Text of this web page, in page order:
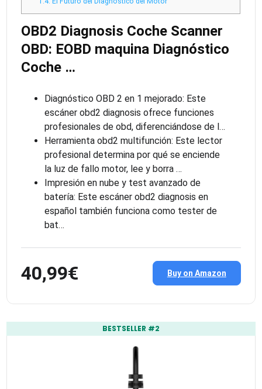
OBD2 Diagnosis Coche Scanner
OBD: EOBD maquina Diagnóstico
Coche …
Diagnóstico OBD 2 en 1 mejorado: Este
escáner obd2 diagnosis ofrece funciones
profesionales de obd, diferenciándose de l…
Herramienta obd2 multifunción: Este lector
profesional determina por qué se enciende
la luz de fallo motor, lee y borra …
Impresión en nube y test avanzado de
batería: Este escáner obd2 diagnosis en
español también funciona como tester de
bat…
40,99€ Buy on Amazon
BESTSELLER #2